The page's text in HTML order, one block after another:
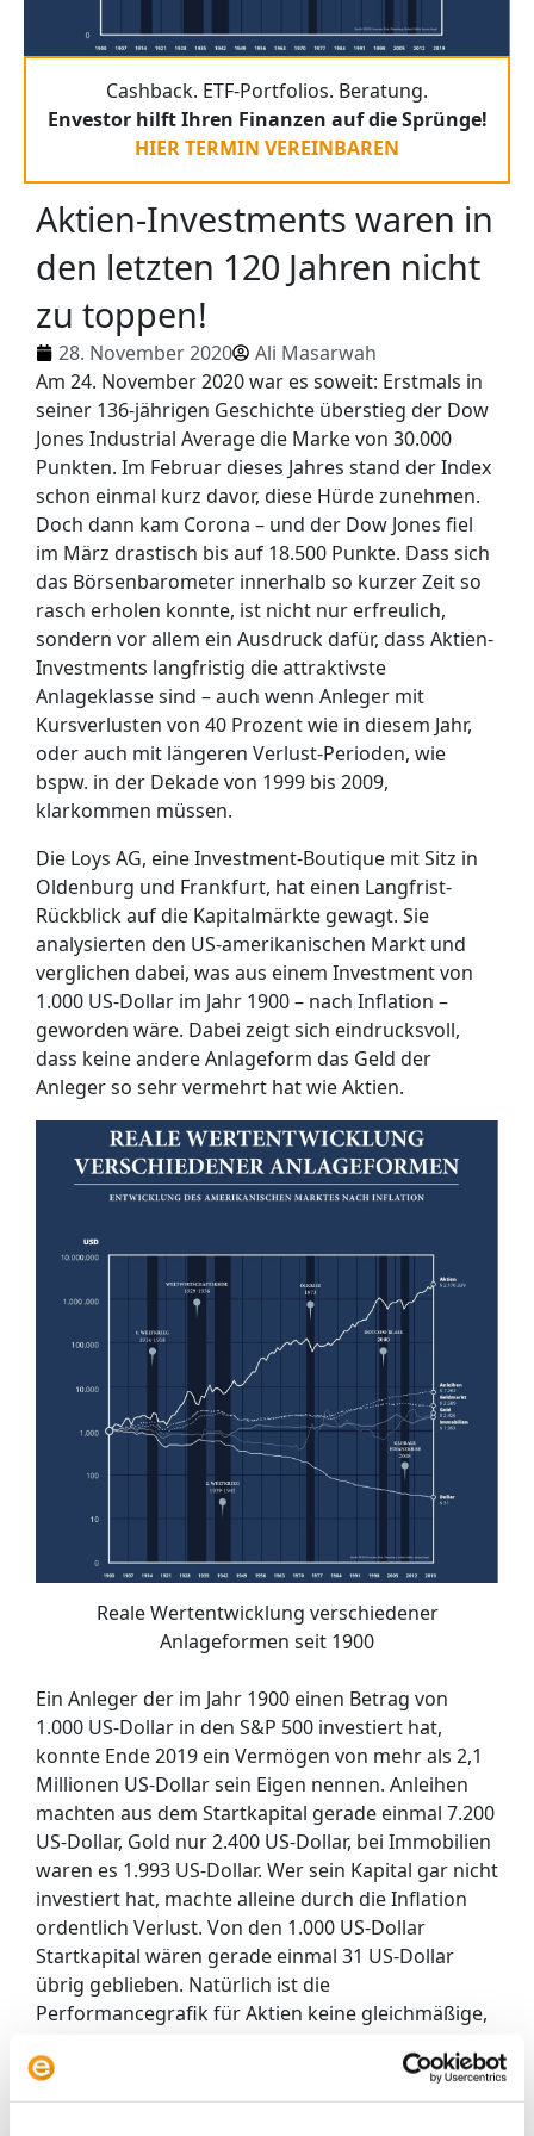
Cashback. ETF-Portfolios. Beratung.
Envestor hilft Ihren Finanzen auf die Sprünge!
HIER TERMIN VEREINBAREN
Aktien-Investments waren in
den letzten 120 Jahren nicht
zu toppen!
28. November 2020
Ali Masarwah
Am 24. November 2020 war es soweit: Erstmals in
seiner 136-jährigen Geschichte überstieg der Dow
Jones Industrial Average die Marke von 30.000
Punkten. Im Februar dieses Jahres stand der Index
schon einmal kurz davor, diese Hürde zunehmen.
Doch dann kam Corona – und der Dow Jones fiel
im März drastisch bis auf 18.500 Punkte. Dass sich
das Börsenbarometer innerhalb so kurzer Zeit so
rasch erholen konnte, ist nicht nur erfreulich,
sondern vor allem ein Ausdruck dafür, dass Aktien-
Investments langfristig die attraktivste
Anlageklasse sind – auch wenn Anleger mit
Kursverlusten von 40 Prozent wie in diesem Jahr,
oder auch mit längeren Verlust-Perioden, wie
bspw. in der Dekade von 1999 bis 2009,
klarkommen müssen.
Die Loys AG, eine Investment-Boutique mit Sitz in
Oldenburg und Frankfurt, hat einen Langfrist-
Rückblick auf die Kapitalmärkte gewagt. Sie
analysierten den US-amerikanischen Markt und
verglichen dabei, was aus einem Investment von
1.000 US-Dollar im Jahr 1900 – nach Inflation –
geworden wäre. Dabei zeigt sich eindrucksvoll,
dass keine andere Anlageform das Geld der
Anleger so sehr vermehrt hat wie Aktien.
Reale Wertentwicklung verschiedener
Anlageformen seit 1900
Ein Anleger der im Jahr 1900 einen Betrag von
1.000 US-Dollar in den S&P 500 investiert hat,
konnte Ende 2019 ein Vermögen von mehr als 2,1
Millionen US-Dollar sein Eigen nennen. Anleihen
machten aus dem Startkapital gerade einmal 7.200
US-Dollar, Gold nur 2.400 US-Dollar, bei Immobilien
waren es 1.993 US-Dollar. Wer sein Kapital gar nicht
investiert hat, machte alleine durch die Inflation
ordentlich Verlust. Von den 1.000 US-Dollar
Startkapital wären gerade einmal 31 US-Dollar
übrig geblieben. Natürlich ist die
Performancegrafik für Aktien keine gleichmäßige,
Abwärtsphasen. Auf lange Sicht zeigt sich aber,
dass sich das Risiko in den Aktienmarkt zu